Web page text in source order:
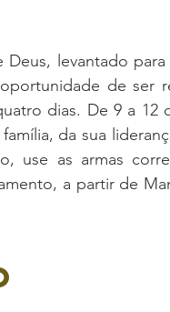
levantado
de ser
dias. De 9 a 12
da sua
use as armas
a partir de